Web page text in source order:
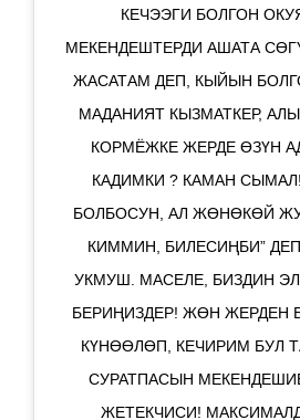
КЕЧЭЭГИ БОЛГОН
МЕКЕНДЕШТЕРДИ АШАТА
ЖАСАТАМ ДЕП, КЫЙЫН
МАДАНИЯТ КЫЗМАТКЕР,
КОРМЁЖКЕ ЖЕРДЕ ӨЗҮН
КАДИМКИ ? КАМАН
БОЛБОСУН, АЛ ЖӨНӨКӨЙ
КИММИН, БИЛЕСИҢБИ”
УКМУШ. МАСЕЛЕ, БИЗДИН
БЕРИҢИЗДЕР! ЖӨН ЖЕРДЕН
КҮНӨӨЛӨП, КЕЧИРИМ БУЛ
СУРАТПАСЫН
ЖЕТЕКЧИСИ!